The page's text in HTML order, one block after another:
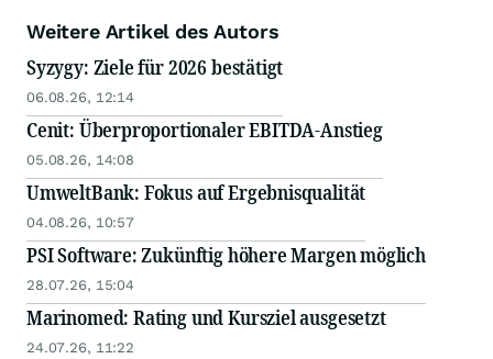
Weitere Artikel des Autors
Syzygy: Ziele für 2026 bestätigt
06.08.26, 12:14
Cenit: Überproportionaler EBITDA-Anstieg
05.08.26, 14:08
UmweltBank: Fokus auf Ergebnisqualität
04.08.26, 10:57
PSI Software: Zukünftig höhere Margen möglich
28.07.26, 15:04
Marinomed: Rating und Kursziel ausgesetzt
24.07.26, 11:22